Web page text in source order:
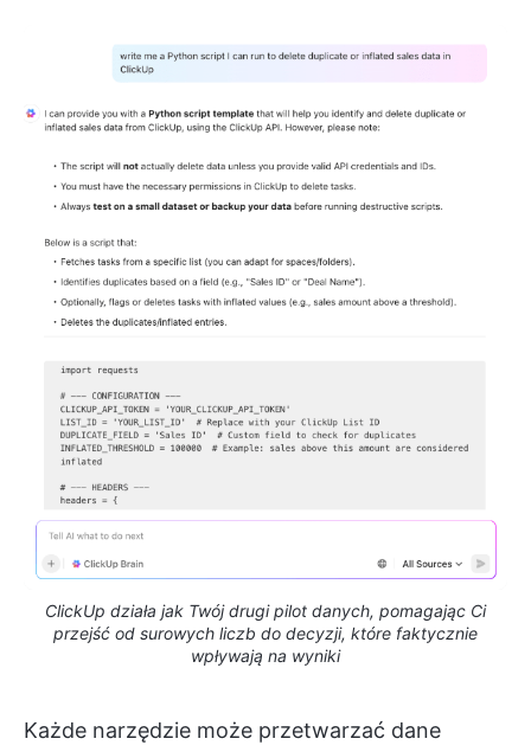
ClickUp działa jak Twój drugi pilot danych, pomagając Ci
przejść od surowych liczb do decyzji, które faktycznie
wpływają na wyniki
Każde narzędzie może przetwarzać dane